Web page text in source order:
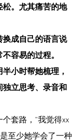
。尤其痛苦的地
成自己的语言说
容易的过程。
小时帮她梳理，
立思考、录音和
套路，“我觉得xx
至少她学会了一种